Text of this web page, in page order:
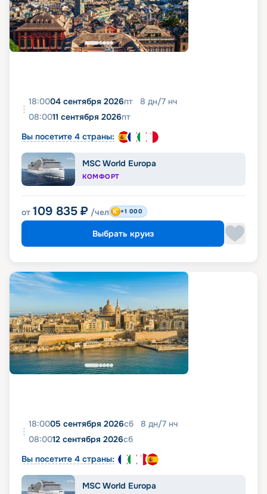
18:0004 сентября 2026пт 8 дн/7 нч
08:0011 сентября 2026пт
Вы посетите 4 страны:
MSC World Europa
КОМФОРТ
от 109 835 ₽ /чел +1 000
Выбрать круиз
18:0005 сентября 2026сб 8 дн/7 нч
08:0012 сентября 2026сб
Вы посетите 4 страны:
MSC World Europa